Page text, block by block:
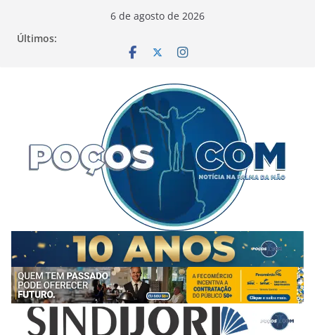
6 de agosto de 2026
Últimos: